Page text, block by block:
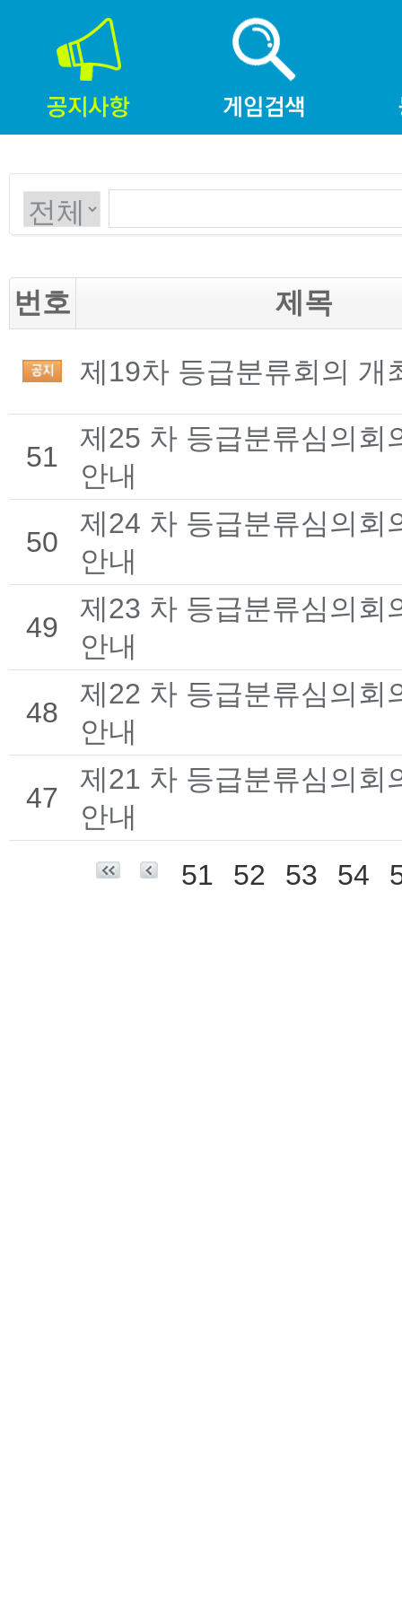
번호 제목
제19차 등급분류회의 개
51
제25 차 등급분류심의회
안내
50
제24 차 등급분류심의회
안내
49
제23 차 등급분류심의회
안내
48
제22 차 등급분류심의회
안내
47
제21 차 등급분류심의회
안내
51
52 53 54